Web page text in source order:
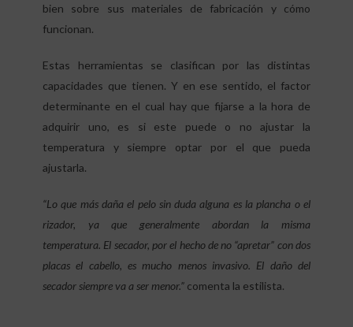
bien sobre sus materiales de fabricación y cómo
funcionan.
Estas herramientas se clasifican por las distintas
capacidades que tienen. Y en ese sentido, el factor
determinante en el cual hay que fijarse a la hora de
adquirir uno, es si este puede o no ajustar la
temperatura y siempre optar por el que pueda
ajustarla.
“Lo que más daña el pelo sin duda alguna es la plancha o el
rizador, ya que generalmente abordan la misma
temperatura. El secador, por el hecho de no “apretar” con dos
placas el cabello, es mucho menos invasivo. El daño del
secador siempre va a ser menor.” comenta la estilista.